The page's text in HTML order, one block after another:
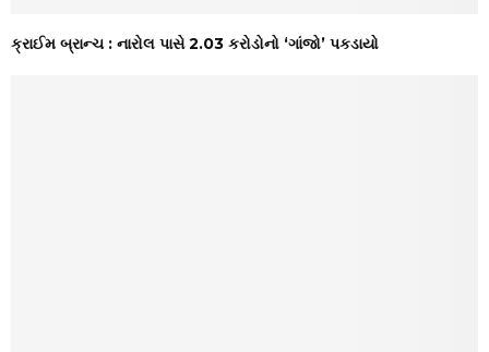
ક્રાઈમ બ્રાન્ચ : નારોલ પાસે 2.03 કરોડોનો ‘ગાંજો’ પકડાયો